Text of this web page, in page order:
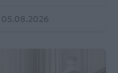
05.08.2026